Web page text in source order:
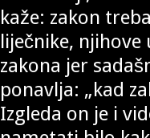
kaže: zakon
liječnike,
zakona jer
ponavlja: „kad
Izgleda on je i